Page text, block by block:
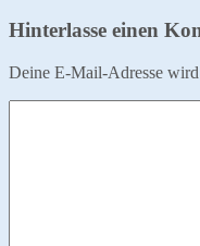
Hinterlasse einen
Deine E-Mail-Adresse